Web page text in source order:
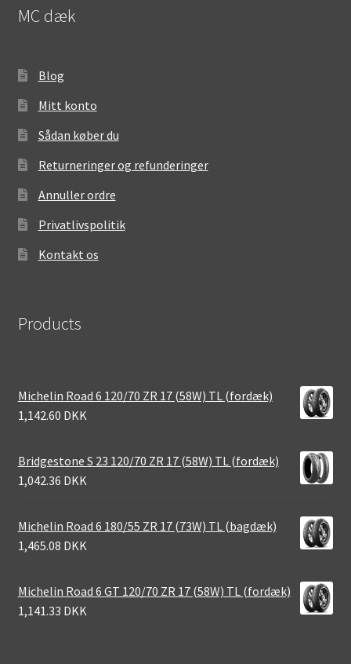
MC dæk
Blog
Mitt konto
Sådan køber du
Returneringer og refunderinger
Annuller ordre
Privatlivspolitik
Kontakt os
Products
Michelin Road 6 120/70 ZR 17 (58W) TL (fordæk)
1,142.60 DKK
Bridgestone S 23 120/70 ZR 17 (58W) TL (fordæk)
1,042.36 DKK
Michelin Road 6 180/55 ZR 17 (73W) TL (bagdæk)
1,465.08 DKK
Michelin Road 6 GT 120/70 ZR 17 (58W) TL (fordæk)
1,141.33 DKK